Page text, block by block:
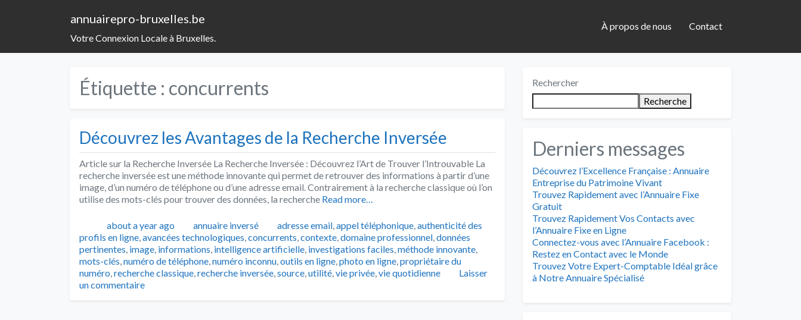
annuairepro-bruxelles.be
Votre Connexion Locale à Bruxelles.
À propos de nous Contact
Étiquette : concurrents
Découvrez les Avantages de la Recherche Inversée
Article sur la Recherche Inversée La Recherche Inversée : Découvrez l’Art de Trouver l’Introuvable La
recherche inversée est une méthode innovante qui permet de retrouver des informations à partir d’une
image, d’un numéro de téléphone ou d’une adresse email. Contrairement à la recherche classique où l’on
utilise des mots-clés pour trouver des données, la recherche Read more…
Publié
about a year ago Catégories
annuaire inversé Tags
adresse email,appel téléphonique,authenticité des
profils en ligne,avancées technologiques,concurrents,contexte,domaine professionnel,données
pertinentes, image, informations, intelligence artificielle, investigations faciles,méthode innovante,
mots-clés,numéro de téléphone,numéro inconnu,outils en ligne,photo en ligne,propriétaire du
numéro,recherche classique,recherche inversée,source,utilité,vie privée,vie quotidienne
Laisser
un commentaire
Rechercher
Recherche
Derniers messages
Découvrez l’Excellence Française : Annuaire
Entreprise du Patrimoine Vivant
Trouvez Rapidement avec l’Annuaire Fixe
Gratuit
Trouvez Rapidement Vos Contacts avec
l’Annuaire Fixe en Ligne
Connectez-vous avec l’Annuaire Facebook :
Restez en Contact avec le Monde
Trouvez Votre Expert-Comptable Idéal grâce
à Notre Annuaire Spécialisé